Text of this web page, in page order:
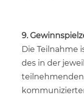
9.
Die Teilnahme
des in der